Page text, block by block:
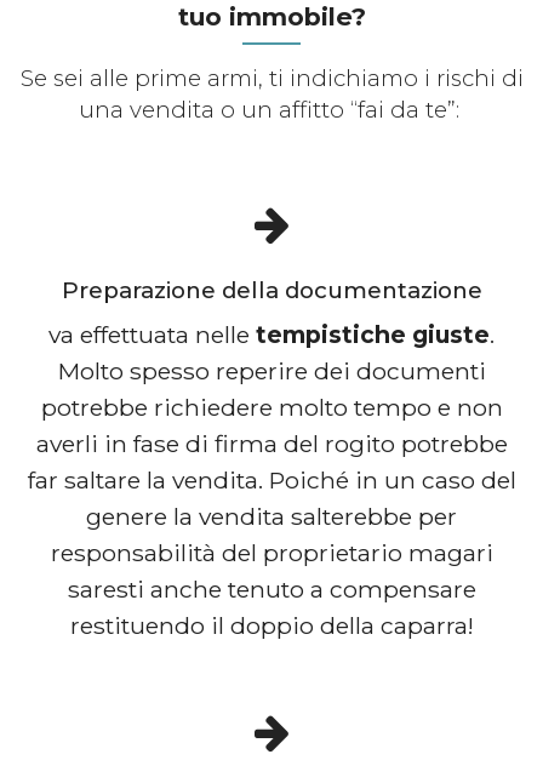
tuo immobile?
Se sei alle prime armi, ti indichiamo i rischi di
una vendita o un affitto “fai da te”:
Preparazione della documentazione
va effettuata nelle tempistiche giuste.
Molto spesso reperire dei documenti
potrebbe richiedere molto tempo e non
averli in fase di firma del rogito potrebbe
far saltare la vendita. Poiché in un caso del
genere la vendita salterebbe per
responsabilità del proprietario magari
saresti anche tenuto a compensare
restituendo il doppio della caparra!